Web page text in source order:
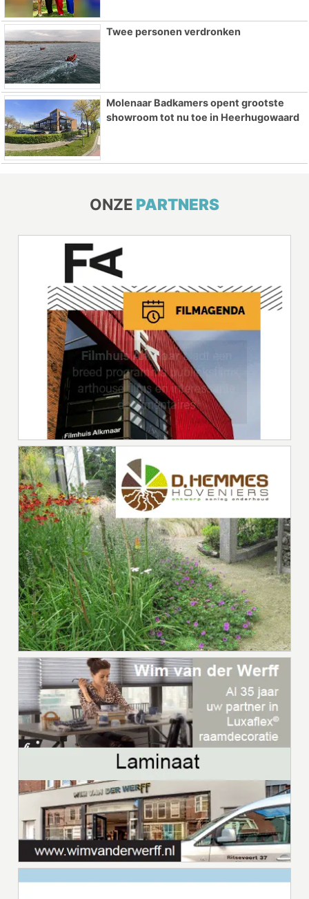
Twee personen verdronken
Molenaar Badkamers opent grootste
showroom tot nu toe in Heerhugowaard
ONZE PARTNERS